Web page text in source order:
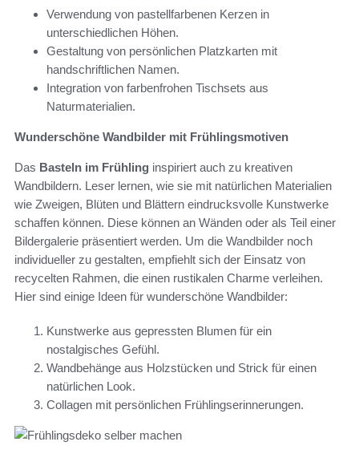
Verwendung von pastellfarbenen Kerzen in
unterschiedlichen Höhen.
Gestaltung von persönlichen Platzkarten mit
handschriftlichen Namen.
Integration von farbenfrohen Tischsets aus
Naturmaterialien.
Wunderschöne Wandbilder mit Frühlingsmotiven
Das Basteln im Frühling inspiriert auch zu kreativen
Wandbildern. Leser lernen, wie sie mit natürlichen Materialien
wie Zweigen, Blüten und Blättern eindrucksvolle Kunstwerke
schaffen können. Diese können an Wänden oder als Teil einer
Bildergalerie präsentiert werden. Um die Wandbilder noch
individueller zu gestalten, empfiehlt sich der Einsatz von
recycelten Rahmen, die einen rustikalen Charme verleihen.
Hier sind einige Ideen für wunderschöne Wandbilder:
Kunstwerke aus gepressten Blumen für ein
nostalgisches Gefühl.
Wandbehänge aus Holzstücken und Strick für einen
natürlichen Look.
Collagen mit persönlichen Frühlingserinnerungen.